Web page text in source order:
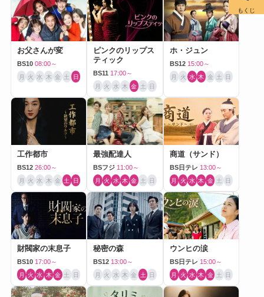
お父さんが変
BS10 08:00～
月 火 水 木 金 土 日
ピンクのリップス
ティック
BS11 17:00～
月 火 水 木 金 土 日
ホ・ジュン
BS12 15:00～
月 火 水 木 金 土 日
工作都市
BS12 26:00～
月 火 水 木 金 土 日
最強配達人
BSフジ 11:00～
月 火 水 木 金 土 日
商道（サンド）
BS日テレ 13:00～
月 火 水 木 金 土 日
財閥家の末息子
BS10 17:00～
月 火 水 木 金 土 日
秘密の森
BS12 13:00～
月 火 水 木 金 土 日
ウンヒの涙
BS日テレ 15:00～
月 火 水 木 金 土 日
もくじ